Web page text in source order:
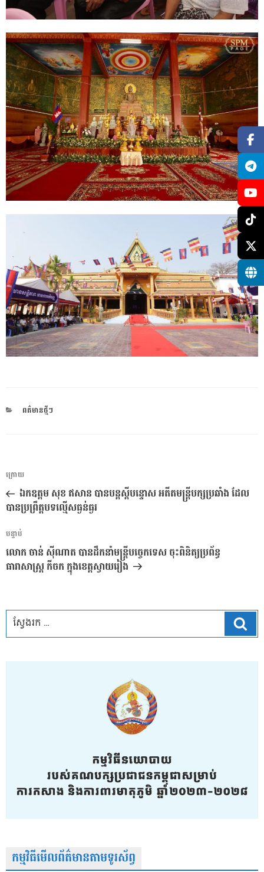
CATEGORIES
ពត៌មានថ្មីៗ
ការ​
នាំទិស​
ប្រកាស
អត្ថបទ
មុន
ក្រោយ
ឯកឧត្តម សុខ ឥសាន បានបន្តស្តីបន្ទោស អតីតមន្ត្រីបក្សប្រឆាំង ដែល
បានប្រព្រឹត្តបទល្មើសធ្ងន់ធ្ងរ
អត្ថបទ
បន្ទាប់
បន្ទាប់
លោក ចាន់ ស៊ីណាត បានដឹកនាំមន្ត្រីបច្ចេកទេស ចុះពិនិត្យប្រព័ន្ធ
ធារាសាស្ត្រ កីចក ក្នុងខេត្តស្វាយរៀង
កម្មវិធីមើលព័ត៌មានតាមទូរស័ព្វ